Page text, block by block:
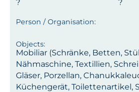
Mobiliar (Schränke, Betten,
Nähmaschine, Textillien,
Gläser, Porzellan,
Küchengerät, Toilettenartikel,